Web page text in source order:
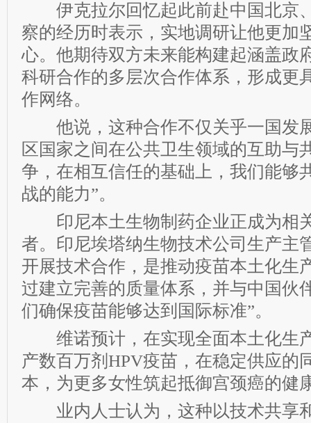
伊克拉尔回忆起此前赴中国北京
察的经历时表示，实地调研让他更加
心。他期待双方未来能构建起涵盖政
科研合作的多层次合作体系，形成更
作网络。
他说，这种合作不仅关乎一国发
区国家之间在公共卫生领域的互助与
争，在相互信任的基础上，我们能够
战的能力”。
印尼本土生物制药企业正成为相
者。印尼埃塔纳生物技术公司生产主
开展技术合作，是推动疫苗本土化生
过建立完善的质量体系，并与中国伙
们确保疫苗能够达到国际标准”。
维诺预计，在实现全面本土化生
产数百万剂HPV疫苗，在稳定供应的
本，为更多女性筑起抵御宫颈癌的健
业内人士认为，这种以技术共享